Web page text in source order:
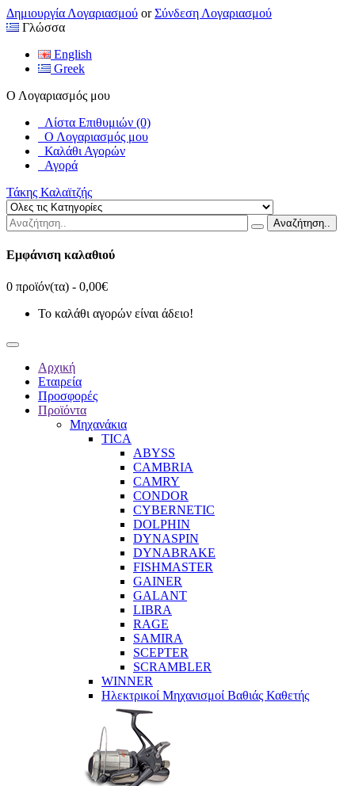
Δημιουργία Λογαριασμού orΣύνδεση Λογαριασμού
Γλώσσα
English
Greek
Ο Λογαριασμός μου
Λίστα Επιθυμιών (0)
Ο Λογαριασμός μου
Καλάθι Αγορών
Αγορά
Τάκης Καλαϊτζής
Αναζήτηση..
Εμφάνιση καλαθιού
0 προϊόν(τα) - 0,00€
Το καλάθι αγορών είναι άδειο!
Αρχική
Εταιρεία
Προσφορές
Προϊόντα
Μηχανάκια
TICA
ABYSS
CAMBRIA
CAMRY
CONDOR
CYBERNETIC
DOLPHIN
DYNASPIN
DYNABRAKE
FISHMASTER
GAINER
GALANT
LIBRA
RAGE
SAMIRA
SCEPTER
SCRAMBLER
WINNER
Ηλεκτρικοί Μηχανισμοί Βαθιάς Καθετής